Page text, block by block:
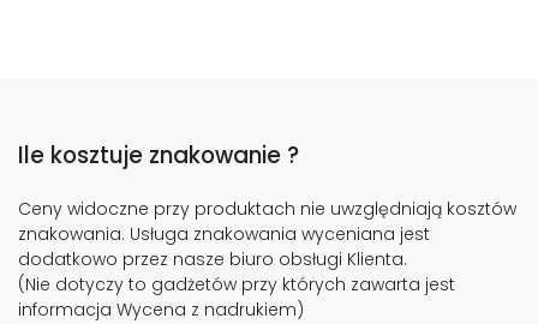
Ile kosztuje znakowanie ?
Ceny widoczne przy produktach nie uwzględniają kosztów
znakowania. Usługa znakowania wyceniana jest
dodatkowo przez nasze biuro obsługi Klienta.
(Nie dotyczy to gadżetów przy których zawarta jest
informacja Wycena z nadrukiem)